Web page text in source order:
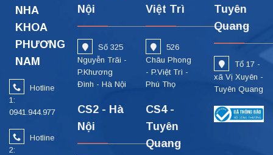
NHA
KHOA
PHƯƠNG
NAM
Hotline
1:
0941.944.977
Hotline
2:
Nội
Số 325
Nguyễn Trãi -
P.Khương
Đình - Hà Nội
CS2 - Hà
Nội
Việt Trì
526
Châu Phong
- P.Việt Trì -
Phú Thọ
CS4 -
Tuyên
Quang
Tuyên
Quang
Tổ 17 -
xã Vị Xuyên -
Tuyên Quang